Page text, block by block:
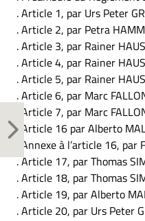
. Article 1, par Urs Peter
. Article 2, par Petra
. Article 3, par Rainer
. Article 4, par Rainer
. Article 5, par Rainer
. Article 6, par Marc
. Article 7, par Marc
. Article 16 par Alberto
. Annexe à l’article 16, par
. Article 17, par Thomas
. Article 18, par Thomas
. Article 19, par Alberto
. Article 20, par Urs Peter